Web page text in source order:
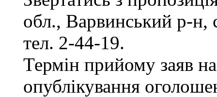
обл., Варвинський р-н,
тел. 2-44-19.
Термін прийому заяв
опублікування